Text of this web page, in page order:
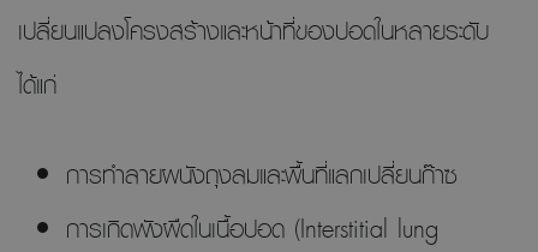
เปลี่ยนแปลงโครงสร้างและหน้าที่ของปอดในหลายระดับ
ได้แก่
การทำลายผนังถุงลมและพื้นที่แลกเปลี่ยนก๊าซ
การเกิดพังผืดในเนื้อปอด (Interstitial lung